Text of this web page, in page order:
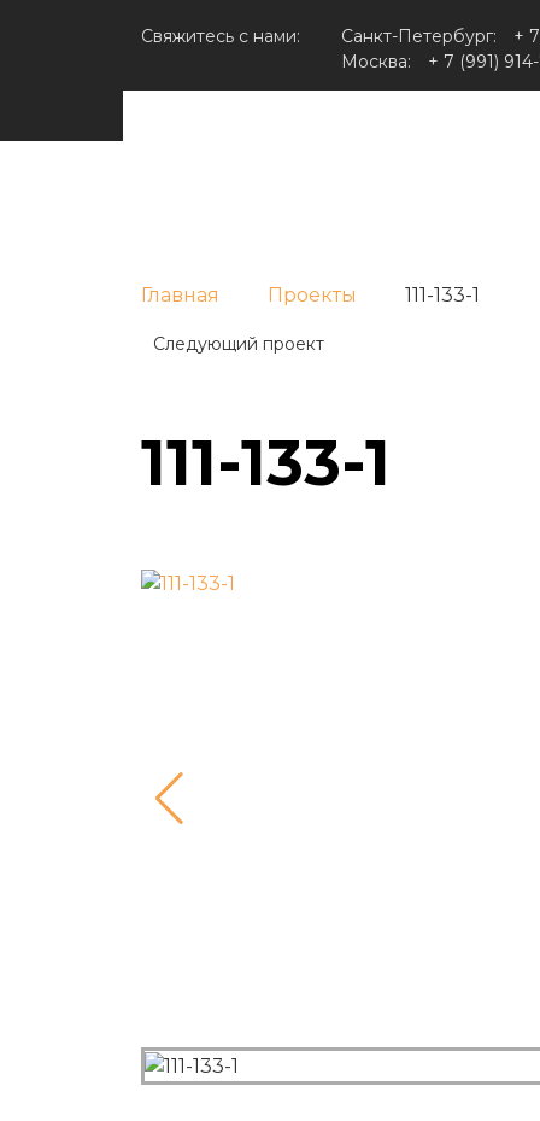
Свяжитесь с нами: Санкт-Петербург:
+
Москва:
+ 7 (991)
Главная Проекты 111-133-1
Следующий проект
111-133-1